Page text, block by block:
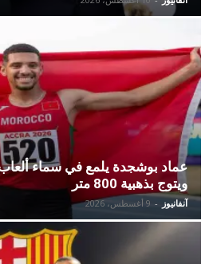
عماد بوشجدة يلمع في سماء ألعاب
ويتوج بذهبية 800 متر
آنفانيوز - 9 أغسطس، 2026